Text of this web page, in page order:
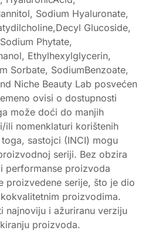
Sodium Hyaluronate,
Glucoside,
Phytate,
Ethylhexylglycerin,
Sorbate, SodiumBenzoate,
Niche Beauty Lab posvećen
ovisi o dostupnosti
može doći do manjih
ili nomenklaturi korištenih
sastojci (INCI) mogu
seriji. Bez obzira
performanse proizvoda
proizvedene serije, što je dio
proizvodima.
najnoviju i ažuriranu verziju
proizvoda.